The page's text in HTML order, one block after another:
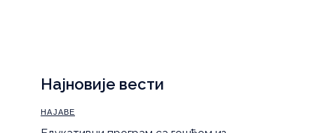
Најновије вести
НАЈАВЕ